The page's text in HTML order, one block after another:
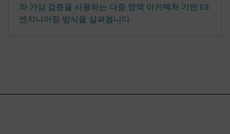
와 가상 검증을 사용하는 다중 영역 아키텍처 기반 E/E
엔지니어링 방식을 살펴봅니다.